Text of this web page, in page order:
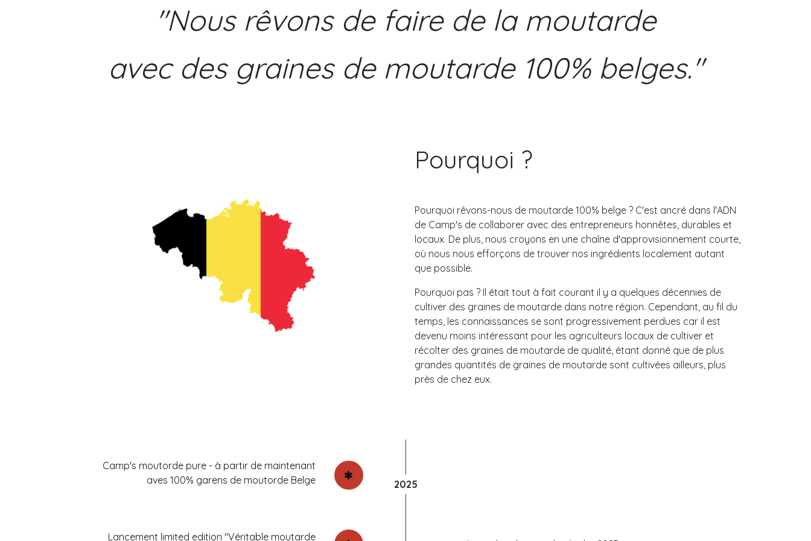
"Nous rêvons de faire de la moutarde
avec des graines de moutarde 100% belges."
Pourquoi ?
Pourquoi rêvons-nous de moutarde 100% belge ? C'est ancré dans l'ADN
de Camp's de collaborer avec des entrepreneurs honnêtes, durables et
locaux. De plus, nous croyons en une chaîne d'approvisionnement courte,
où nous nous efforçons de trouver nos ingrédients localement autant
que possible.
Pourquoi pas ? Il était tout à fait courant il y a quelques décennies de
cultiver des graines de moutarde dans notre région. Cependant, au fil du
temps, les connaissances se sont progressivement perdues car il est
devenu moins intéressant pour les agriculteurs locaux de cultiver et
récolter des graines de moutarde de qualité, étant donné que de plus
grandes quantités de graines de moutarde sont cultivées ailleurs, plus
près de chez eux.
2025
Camp's moutorde pure - à partir de maintenant
aves 100% garens de moutorde Belge
Lancement limited edition "Véritable moutarde